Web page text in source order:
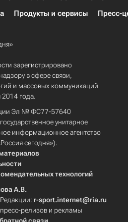
Продукты и сервисы Пресс-
зарегистрировано
в сфере связи,
и массовых коммуникаций
года.
Эл № ФС77-57640
унитарное
информационное агентство
сегодня»).
технологий
А.В.
r-sport.internet@ria.ru
релизов и рекламы